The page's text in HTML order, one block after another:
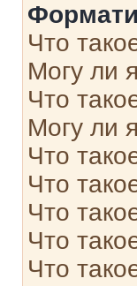
Что
Могу ли
Что
Могу ли
Что
Что
Что
Что
Что